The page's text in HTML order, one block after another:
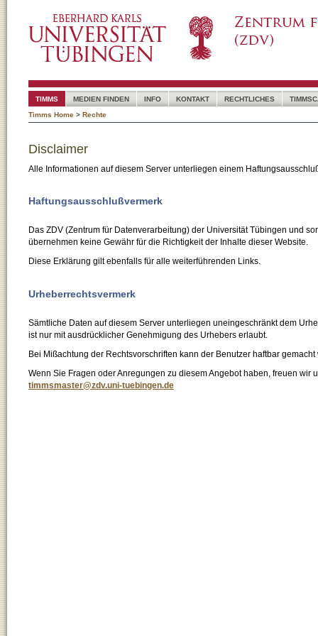
TIMMS MEDIEN FINDEN INFO KONTAKT RECHTLICHES
Timms Home > Rechte
Disclaimer
Alle Informationen auf diesem Server unterliegen einem
Haftungsausschlußvermerk
Das ZDV (Zentrum für Datenverarbeitung) der Universität Tübingen und
übernehmen keine Gewähr für die Richtigkeit der Inhalte dieser Website.
Diese Erklärung gilt ebenfalls für alle weiterführenden Links.
Urheberrechtsvermerk
Sämtliche Daten auf diesem Server unterliegen uneingeschränkt dem
ist nur mit ausdrücklicher Genehmigung des Urhebers erlaubt.
Bei Mißachtung der Rechtsvorschriften kann der Benutzer haftbar gemacht
Wenn Sie Fragen oder Anregungen zu diesem Angebot haben, freuen wir
timmsmaster@zdv.uni-tuebingen.de